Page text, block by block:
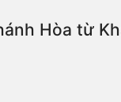
Hòa từ